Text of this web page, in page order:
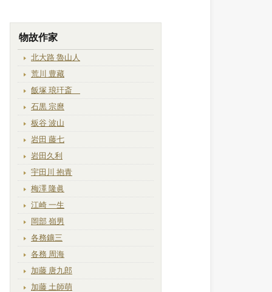
物故作家
北大路 魯山人
荒川 豊藏
飯塚 琅玕斎
石黒 宗麿
板谷 波山
岩田 藤七
岩田久利
宇田川 抱青
梅澤 隆眞
江崎 一生
岡部 嶺男
各務鑛三
各務 周海
加藤 唐九郎
加藤 土師萌